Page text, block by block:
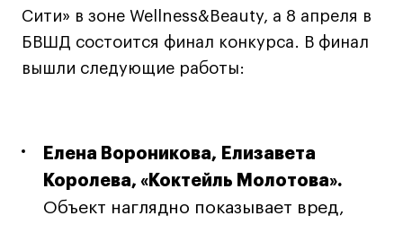
Стоимость обучения
Иностранным студентам
График учебного года
Сити» в зоне Wellness&Beauty, а 8 апреля в
БВШД состоится финал конкурса. В финал
вышли следующие работы:
Елена Вороникова, Елизавета
Королева, «Коктейль Молотова».
Объект наглядно показывает вред,